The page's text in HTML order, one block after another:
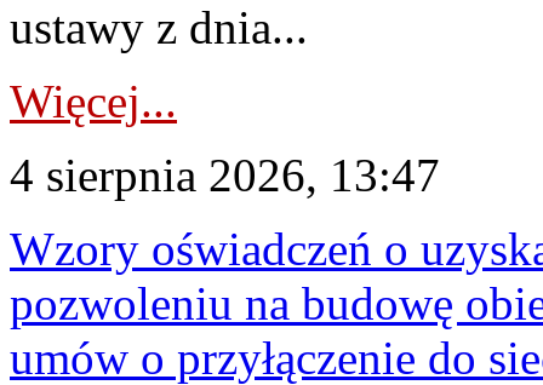
ustawy z dnia...
Więcej...
4 sierpnia 2026, 13:47
Wzory oświadczeń o
pozwoleniu na budowę
umów o przyłączenie do